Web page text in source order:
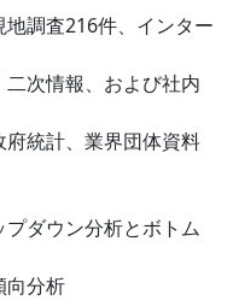
地調査216件、インター
二次情報、および社内
統計、業界団体資料
プダウン分析とボトム
向分析